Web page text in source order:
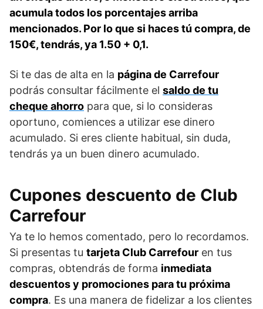
acumula todos los porcentajes arriba
mencionados. Por lo que si haces tú compra, de
150€, tendrás, ya 1.50 + 0,1.
Si te das de alta en la página de Carrefour
podrás consultar fácilmente el saldo de tu
cheque ahorro para que, si lo consideras
oportuno, comiences a utilizar ese dinero
acumulado. Si eres cliente habitual, sin duda,
tendrás ya un buen dinero acumulado.
Cupones descuento de Club
Carrefour
Ya te lo hemos comentado, pero lo recordamos.
Si presentas tu tarjeta Club Carrefour en tus
compras, obtendrás de forma inmediata
descuentos y promociones para tu próxima
compra. Es una manera de fidelizar a los clientes